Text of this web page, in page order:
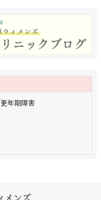
更年期障害